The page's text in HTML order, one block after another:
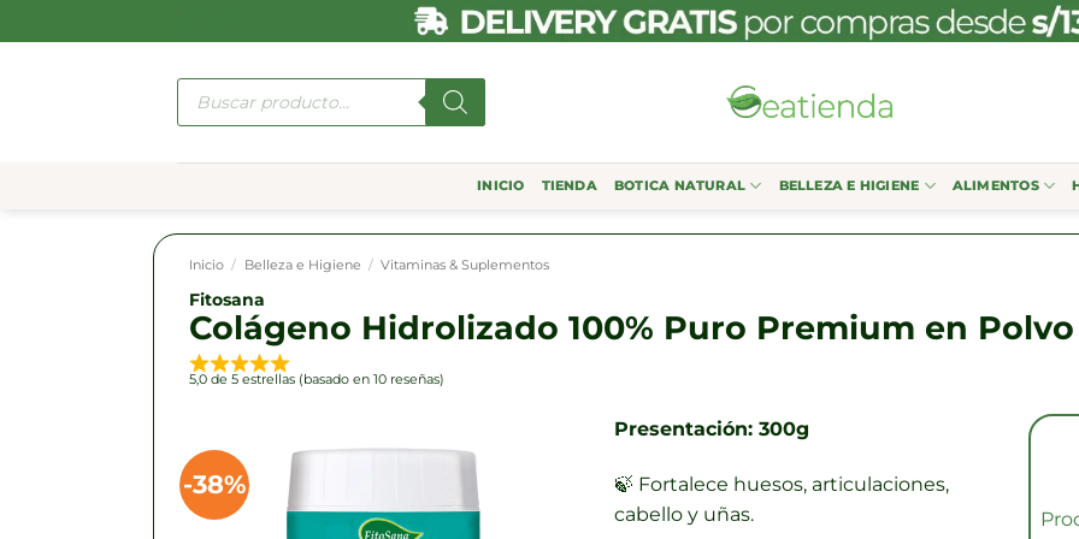
al
Búsqueda
INICIO TIENDA BOTICA NATURAL BELLEZA E HIGIENE ALIMENTOS
Inicio / Belleza e Higiene / Vitaminas & Suplementos
Fitosana
Colágeno Hidrolizado 100% Puro Premium en
5,0 de 5 estrellas (basado en 10 reseñas)
-38%
Presentación: 300g
🍃 Fortalece huesos, articulaciones,
cabello y uñas.